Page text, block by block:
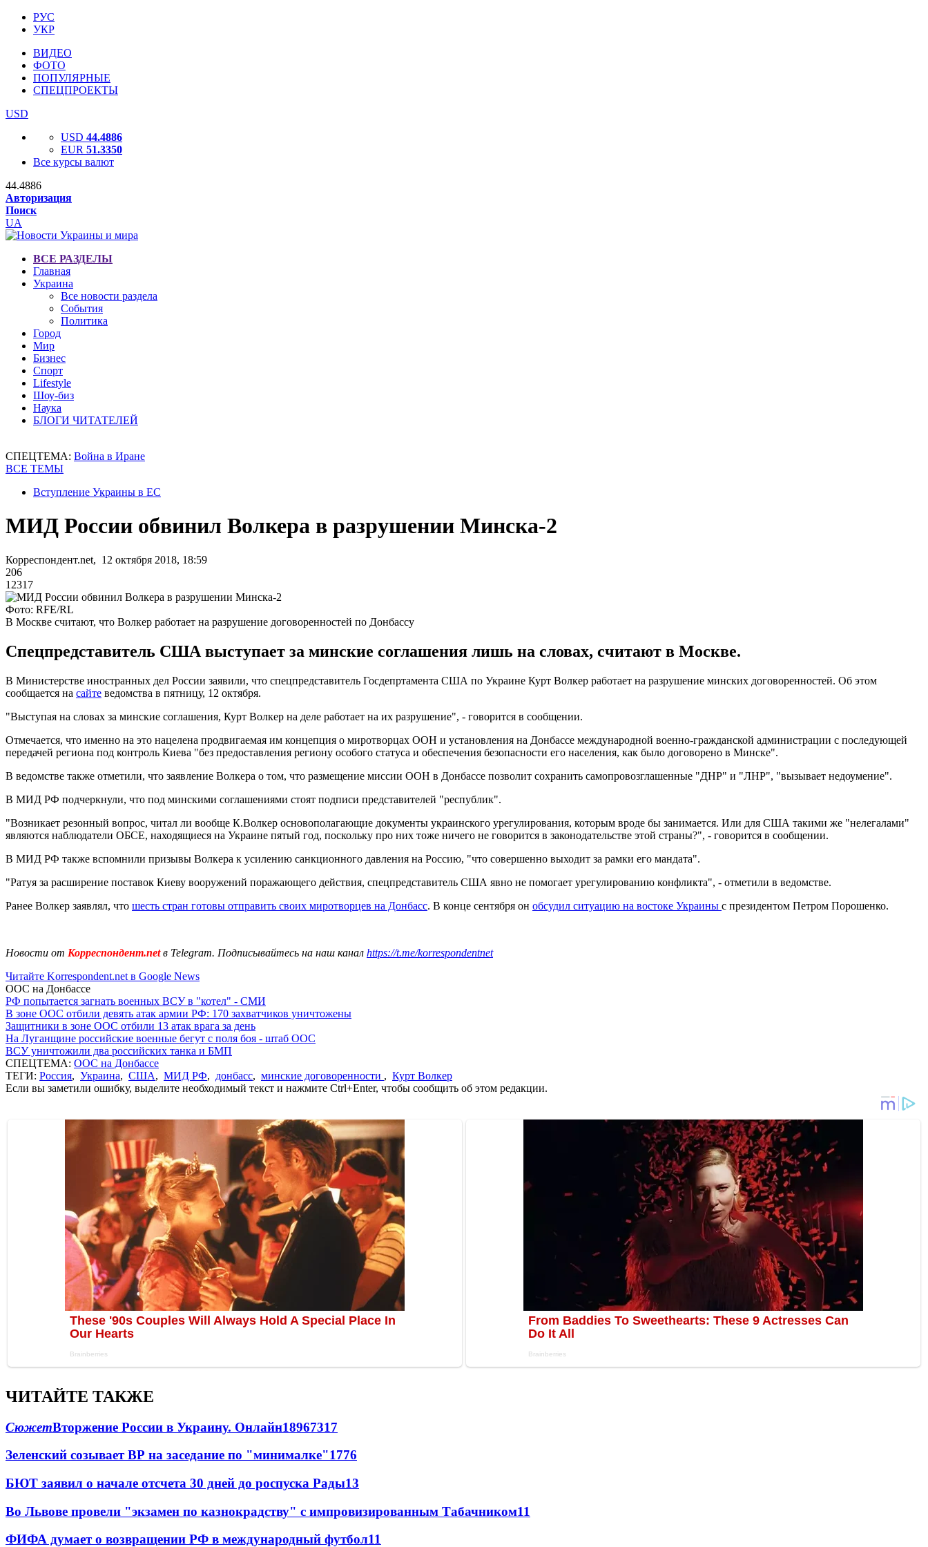
РУС
УКР
ВИДЕО
ФОТО
ПОПУЛЯРНЫЕ
СПЕЦПРОЕКТЫ
USD
USD 44.4886
EUR 51.3350
Все курсы валют
44.4886
Авторизация
Поиск
UA
ВСЕ РАЗДЕЛЫ
Главная
Украина
Все новости раздела
События
Политика
Город
Мир
Бизнес
Спорт
Lifestyle
Шоу-биз
Наука
БЛОГИ ЧИТАТЕЛЕЙ
СПЕЦТЕМА: Война в Иране
ВСЕ ТЕМЫ
Вступление Украины в ЕС
МИД России обвинил Волкера в разрушении Минска-2
Корреспондент.net, 12 октября 2018, 18:59
206
12317
Фото: RFE/RL
В Москве считают, что Волкер работает на разрушение договоренностей по Донбассу
Спецпредставитель США выступает за минские соглашения лишь на словах, считают в Москве.
В Министерстве иностранных дел России заявили, что спецпредставитель Госдепртамента США по Украине Курт Волкер работает на разрушение минских договоренностей. Об этом
сообщается на сайте ведомства в пятницу, 12 октября.
"Выступая на словах за минские соглашения, Курт Волкер на деле работает на их разрушение", - говорится в сообщении.
Отмечается, что именно на это нацелена продвигаемая им концепция о миротворцах ООН и установления на Донбассе международной военно-гражданской администрации с последующей
передачей региона под контроль Киева "без предоставления региону особого статуса и обеспечения безопасности его населения, как было договорено в Минске".
В ведомстве также отметили, что заявление Волкера о том, что размещение миссии ООН в Донбассе позволит сохранить самопровозглашенные "ДНР" и "ЛНР", "вызывает недоумение".
В МИД РФ подчеркнули, что под минскими соглашениями стоят подписи представителей "республик".
"Возникает резонный вопрос, читал ли вообще К.Волкер основополагающие документы украинского урегулирования, которым вроде бы занимается. Или для США такими же "нелегалами"
являются наблюдатели ОБСЕ, находящиеся на Украине пятый год, поскольку про них тоже ничего не говорится в законодательстве этой страны?", - говорится в сообщении.
В МИД РФ также вспомнили призывы Волкера к усилению санкционного давления на Россию, "что совершенно выходит за рамки его мандата".
"Ратуя за расширение поставок Киеву вооружений поражающего действия, спецпредставитель США явно не помогает урегулированию конфликта", - отметили в ведомстве.
Ранее Волкер заявлял, что шесть стран готовы отправить своих миротворцев на Донбасс. В конце сентября он обсудил ситуацию на востоке Украины с президентом Петром Порошенко.
Новости от Корреспондент.netв Telegram. Подписывайтесь на наш канал https://t.me/korrespondentnet
Читайте Korrespondent.net в Google News
ООС на Донбассе
РФ попытается загнать военных ВСУ в "котел" - СМИ
В зоне ООС отбили девять атак армии РФ: 170 захватчиков уничтожены
Защитники в зоне ООС отбили 13 атак врага за день
На Луганщине российские военные бегут с поля боя - штаб ООС
ВСУ уничтожили два российских танка и БМП
СПЕЦТЕМА: ООС на Донбассе
ТЕГИ: Россия, Украина, США, МИД РФ, донбасс, минские договоренности , Курт Волкер
Если вы заметили ошибку, выделите необходимый текст и нажмите Ctrl+Enter, чтобы сообщить об этом редакции.
ЧИТАЙТЕ ТАКЖЕ
СюжетВторжение России в Украину. Онлайн18967317
Зеленский созывает ВР на заседание по "минималке"1776
БЮТ заявил о начале отсчета 30 дней до роспуска Рады13
Во Львове провели "экзамен по казнокрадству" с импровизированным Табачником11
ФИФА думает о возвращении РФ в международный футбол11